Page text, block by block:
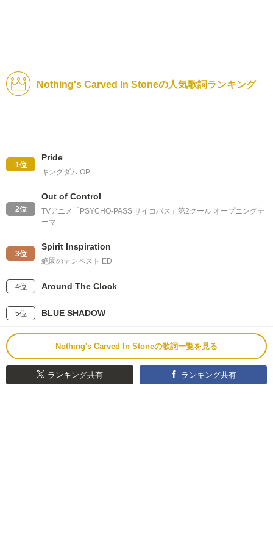
Nothing's Carved In Stoneの人気歌詞ランキング
1位
Pride
キングダム OP
2位
Out of Control
TVアニメ「PSYCHO-PASS サイコパス」第2クール オープニングテ
ーマ
3位
Spirit Inspiration
絶園のテンペスト ED
4位 Around The Clock
5位 BLUE SHADOW
Nothing's Carved In Stoneの歌詞一覧を見る
ランキング共有 ランキング共有